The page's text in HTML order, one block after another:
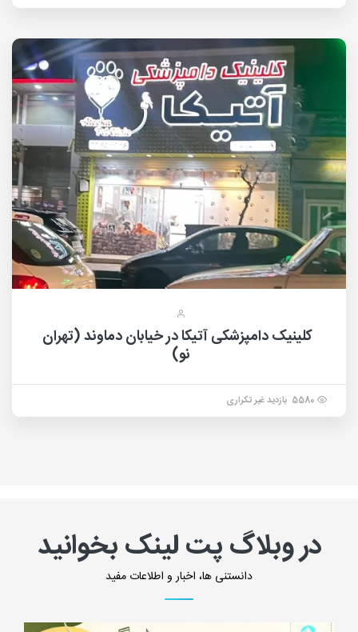
کلینیک دامپزشکی آتیکا در خیابان دماوند (تهران
نو)
5580 بازدید غیر تکراری
در وبلاگ پت لینک بخوانید
دانستنی ها، اخبار و اطلاعات مفید